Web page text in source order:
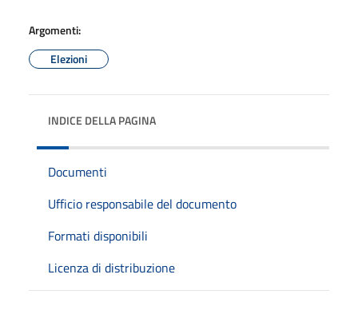
Argomenti:
Elezioni
INDICE DELLA PAGINA
Documenti
Ufficio responsabile del documento
Formati disponibili
Licenza di distribuzione